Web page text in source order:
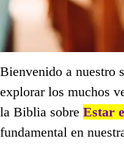
Bienvenido a nuestro
explorar los muchos
la Biblia sobre Estar
fundamental en